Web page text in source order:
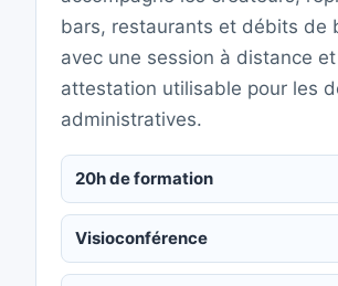
bars, restaurants et débits de
avec une session à distance
attestation utilisable pour les
administratives.
20h de formation
Visioconférence